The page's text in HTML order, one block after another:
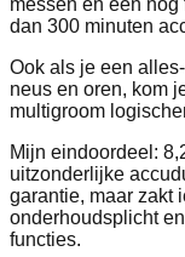
messen en een
dan 300 minuten
Ook als je een
neus en oren, kom
multigroom
Mijn eindoordeel:
uitzonderlijke
garantie, maar zakt
onderhoudsplicht
functies.